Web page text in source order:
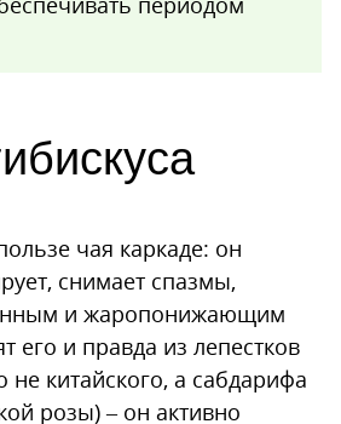
чая каркаде: он
снимает спазмы,
и жаропонижающим
его и правда из лепестков
не китайского, а сабдарифа
розы) – он активно